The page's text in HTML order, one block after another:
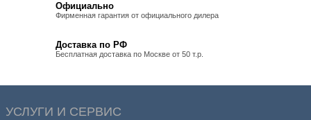
Официально
Фирменная гарантия от официального дилера
Доставка по РФ
Бесплатная доставка по Москве от 50 т.р.
УСЛУГИ И СЕРВИС